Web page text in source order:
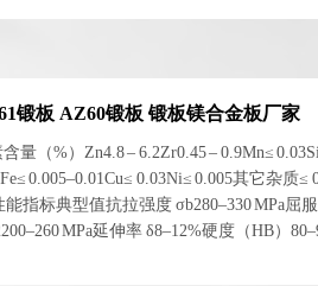
锻板 AZ60锻板 锻板镁合金板厂家
量（%）Zn4.8 – 6.2Zr0.45 – 0.9Mn≤
0.005–0.01Cu≤ 0.03Ni≤ 0.005其它杂质≤
能指标典型值抗拉强度 σb280–330 MPa屈
MPa延伸率 δ8–12%硬度（HB）